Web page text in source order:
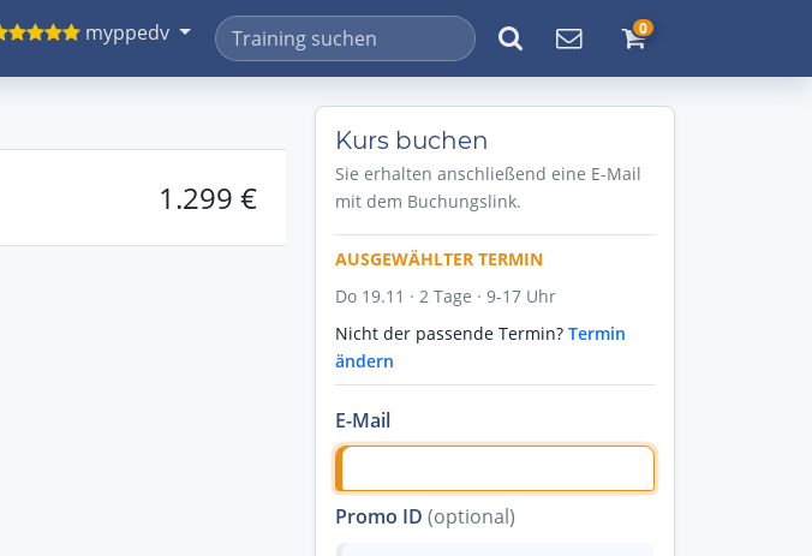
myppedv 0
1.299 €
Kurs buchen
Sie erhalten anschließend eine E-Mail
mit dem Buchungslink.
AUSGEWÄHLTER TERMIN
Do 19.11 · 2 Tage · 9-17 Uhr
Nicht der passende Termin? Termin
ändern
E-Mail
Promo ID (optional)